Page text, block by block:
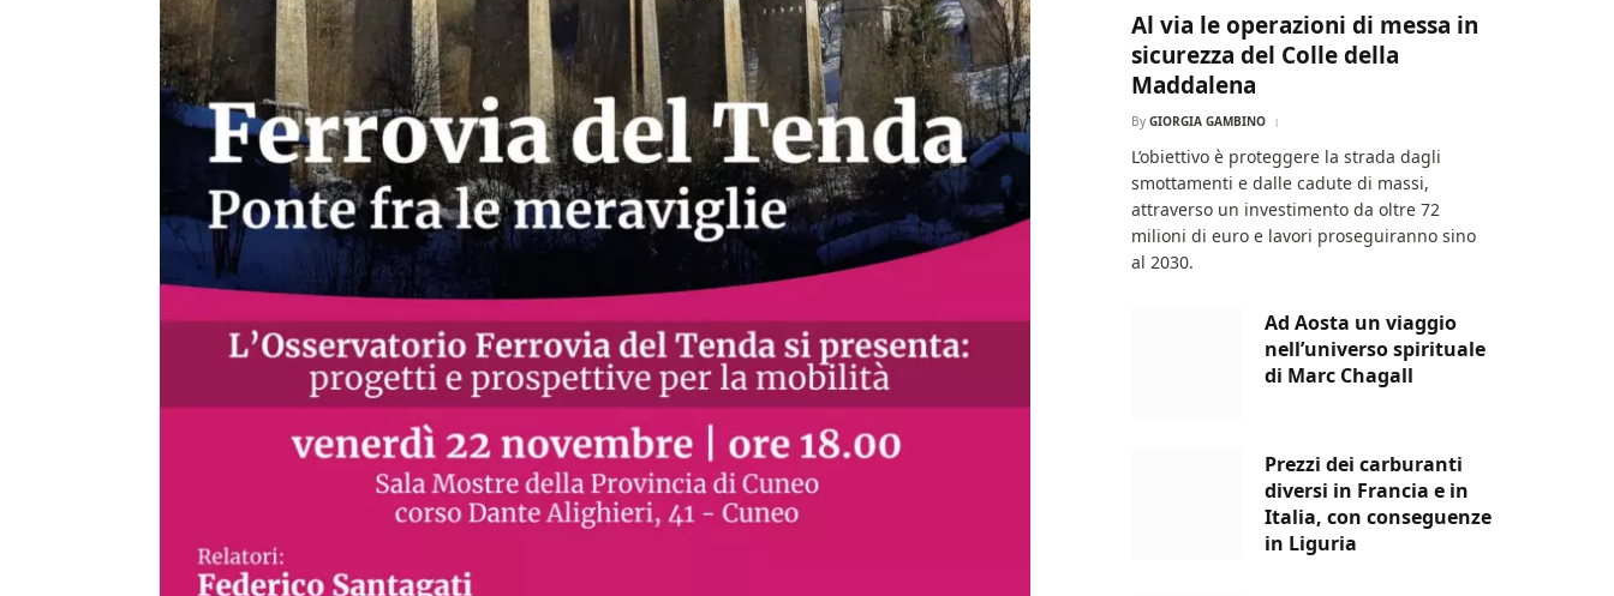
Al via le operazioni di messa in
sicurezza del Colle della
Maddalena
By GIORGIA GAMBINO
L’obiettivo è proteggere la strada dagli
smottamenti e dalle cadute di massi,
attraverso un investimento da oltre 72
milioni di euro e lavori proseguiranno sino
al 2030.
Ad Aosta un viaggio
nell’universo spirituale
di Marc Chagall
Prezzi dei carburanti
diversi in Francia e in
Italia, con conseguenze
in Liguria